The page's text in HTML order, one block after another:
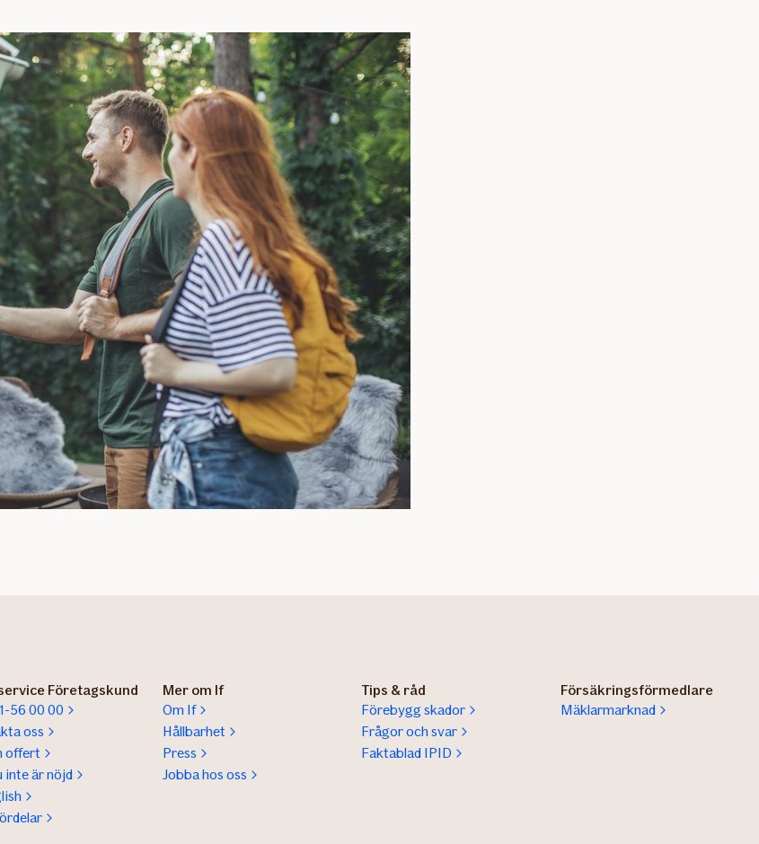
Företagskund
56 00 00
oss
offert
inte är nöjd
Mer om If
Om If
Hållbarhet
Press
Jobba hos oss
Tips & råd
Förebygg skador
Frågor och svar
Faktablad IPID
Försäkringsförmedlare
Mäklarmarknad